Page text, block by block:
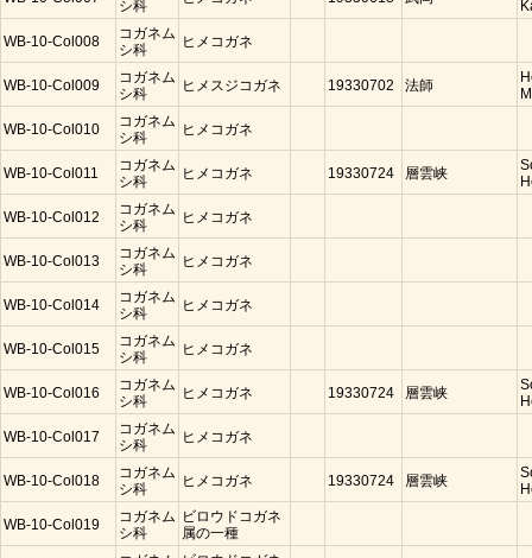
シ科
WB-10-Col008
コガネム
シ科
ヒメコガネ
WB-10-Col009
コガネム
シ科
ヒメスジコガネ 19330702 法師
WB-10-Col010
コガネム
シ科
ヒメコガネ
WB-10-Col011
コガネム
シ科
ヒメコガネ 19330724 層雲峡
WB-10-Col012
コガネム
シ科
ヒメコガネ
WB-10-Col013
コガネム
シ科
ヒメコガネ
WB-10-Col014
コガネム
シ科
ヒメコガネ
WB-10-Col015
コガネム
シ科
ヒメコガネ
WB-10-Col016
コガネム
シ科
ヒメコガネ 19330724 層雲峡
WB-10-Col017
コガネム
シ科
ヒメコガネ
WB-10-Col018
コガネム
シ科
ヒメコガネ 19330724 層雲峡
WB-10-Col019
コガネム
シ科
ビロウドコガネ
属の一種